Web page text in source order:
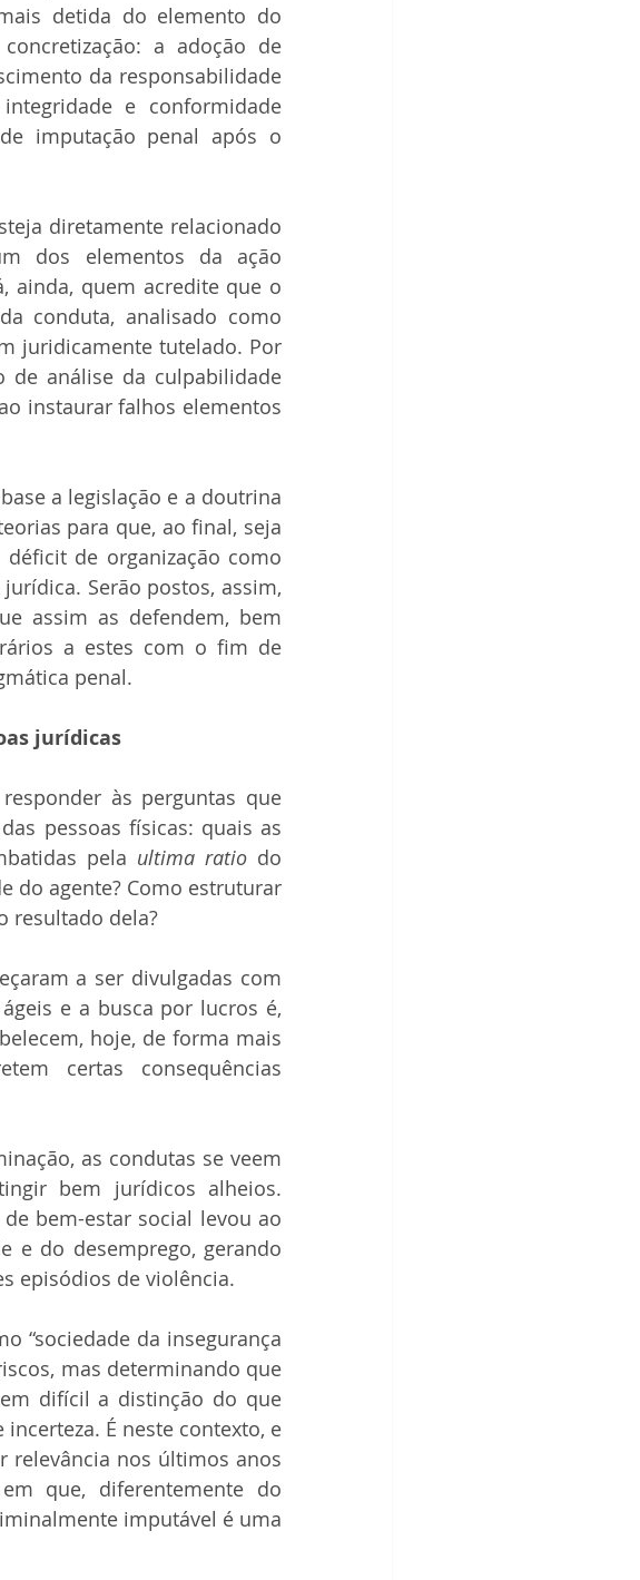
a adoção de
da responsabilidade
e conformidade
imputação penal após o
diretamente relacionado
dos elementos da ação
conduta, analisado como
juridicamente tutelado. Por
de análise da culpabilidade
instaurar falhos elementos
a legislação e a doutrina
para que, ao final, seja
de organização como
Serão postos, assim,
assim as defendem, bem
a estes com o fim de
penal.
jurídicas
às perguntas que
pessoas físicas: quais as
pela ultima ratio do
do agente? Como estruturar
resultado dela?
a ser divulgadas com
e a busca por lucros é,
hoje, de forma mais
certas consequências
as condutas se veem
bem jurídicos alheios.
de bem-estar social levou ao
e do desemprego, gerando
episódios de violência.
“sociedade da insegurança
mas determinando que
difícil a distinção do que
É neste contexto, e
relevância nos últimos anos
que, diferentemente do
imputável é uma